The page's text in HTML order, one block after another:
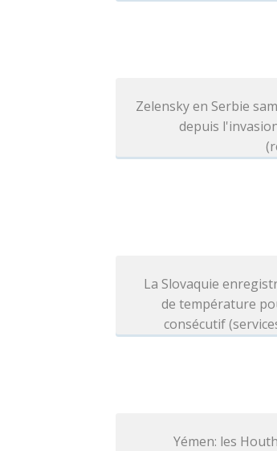
Zelensky en Serbie
depuis
La Slovaquie
de température
consécutif
Yémen: les